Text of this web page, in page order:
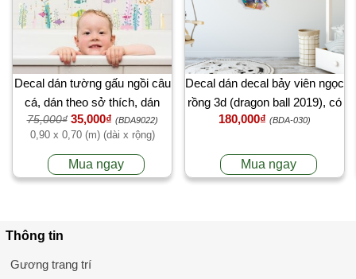
Decal dán tường gấu ngồi câu
cá, dán theo sở thích, dán
phòng bé, 0,90 x 0,70 (m) (dài
x rộng) tại TPHCM
75,000₫ 35,000₫ (BDA9022)
0,90 x 0,70 (m) (dài x rộng)
Mua ngay
Decal dán decal bảy viên ngọc
rồng 3d (dragon ball 2019), có
sẵn keo, phòng bé, TPHCM
180,000₫ (BDA-030)
Mua ngay
Thông tin
Gương trang trí